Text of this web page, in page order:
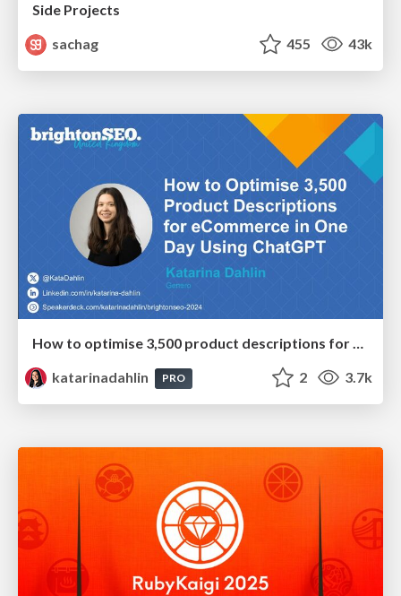
Side Projects
sachag
455 43k
How to optimise 3,500 product descriptions for ecommerce in one day using ChatGPT
katarinadahlin
PRO 2 3.7k